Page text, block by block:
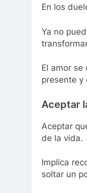
En los
Ya no
El amor
presente y
Aceptar
Aceptar
de la vida.
Implica
soltar un